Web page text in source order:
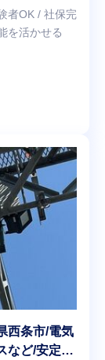
者OK / 社保完
を活かせる
西条市/電気
など/安定経